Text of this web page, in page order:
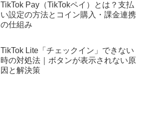
TikTok Pay（TikTokペイ）とは？支払
い設定の方法とコイン購入・課金連携
の仕組み
TikTok Lite「チェックイン」できない
時の対処法｜ボタンが表示されない原
因と解決策